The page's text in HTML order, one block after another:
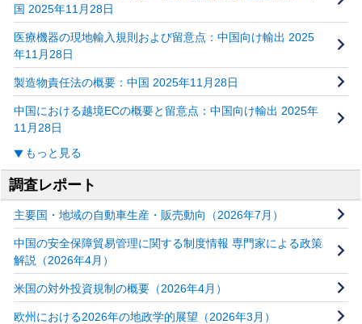
国 2025年11月28日
医療機器の現地輸入規則および留意点：中国向け輸出 2025
年11月28日
製造物責任法の概要：中国 2025年11月28日
中国における越境ECの概要と留意点：中国向け輸出 2025年
11月28日
もっと見る
調査レポート
主要国・地域の自動車生産・販売動向（2026年7月）
中国の安全保障貿易管理に関する制度情報 専門家による政策
解説（2026年4月）
米国の対外投資規制の概要（2026年4月）
欧州における2026年の地政学的展望（2026年3月）